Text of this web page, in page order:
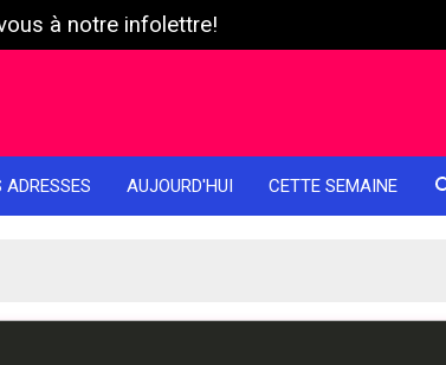
à notre infolettre!
ADRESSES AUJOURD'HUI CETTE SEMAINE